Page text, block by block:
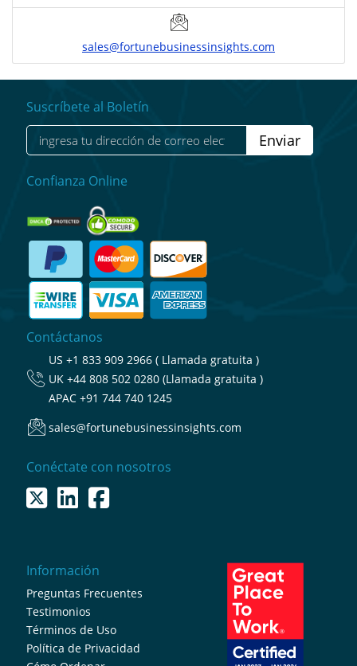
sales@fortunebusinessinsights.com
Suscríbete al Boletín
Enviar
Confianza Online
Contáctanos
US +1 833 909 2966 ( Llamada gratuita )
UK +44 808 502 0280 (Llamada gratuita )
APAC +91 744 740 1245
sales@fortunebusinessinsights.com
Conéctate con nosotros
Información
Preguntas Frecuentes
Testimonios
Términos de Uso
Política de Privacidad